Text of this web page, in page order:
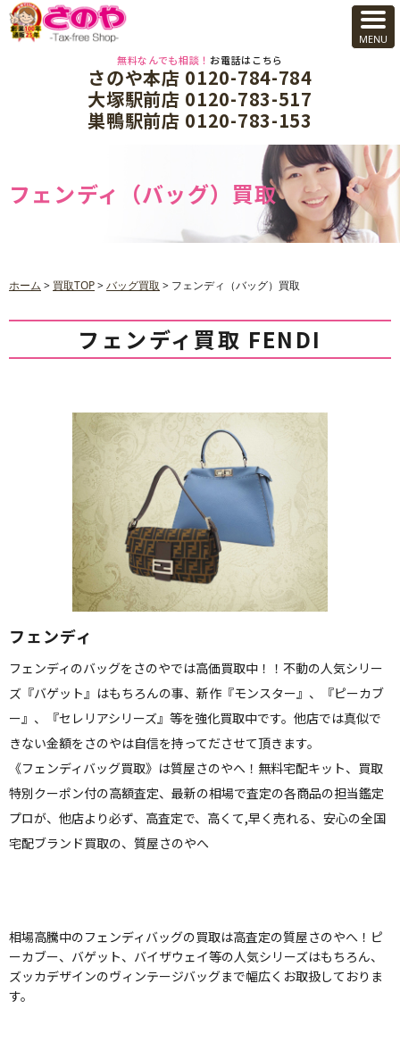
無料なんでも相談！お電話はこちら
さのや本店 0120-784-784
大塚駅前店 0120-783-517
巣鴨駅前店 0120-783-153
フェンディ（バッグ）買取
ホーム > 買取TOP>バッグ買取 > フェンディ（バッグ）買取
フェンディ買取 FENDI
フェンディ
フェンディのバッグをさのやでは高価買取中！！不動の人気シリー
ズ『バゲット』はもちろんの事、新作『モンスター』、『ピーカブ
ー』、『セレリアシリーズ』等を強化買取中です。他店では真似で
きない金額をさのやは自信を持ってださせて頂きます。
《フェンディバッグ買取》は質屋さのやへ！無料宅配キット、買取
特別クーポン付の高額査定、最新の相場で査定の各商品の担当鑑定
プロが、他店より必ず、高査定で、高くて,早く売れる、安心の全国
宅配ブランド買取の、質屋さのやへ
相場高騰中のフェンディバッグの買取は高査定の質屋さのやへ！ピ
ーカブー、バゲット、バイザウェイ等の人気シリーズはもちろん、
ズッカデザインのヴィンテージバッグまで幅広くお取扱しておりま
す。